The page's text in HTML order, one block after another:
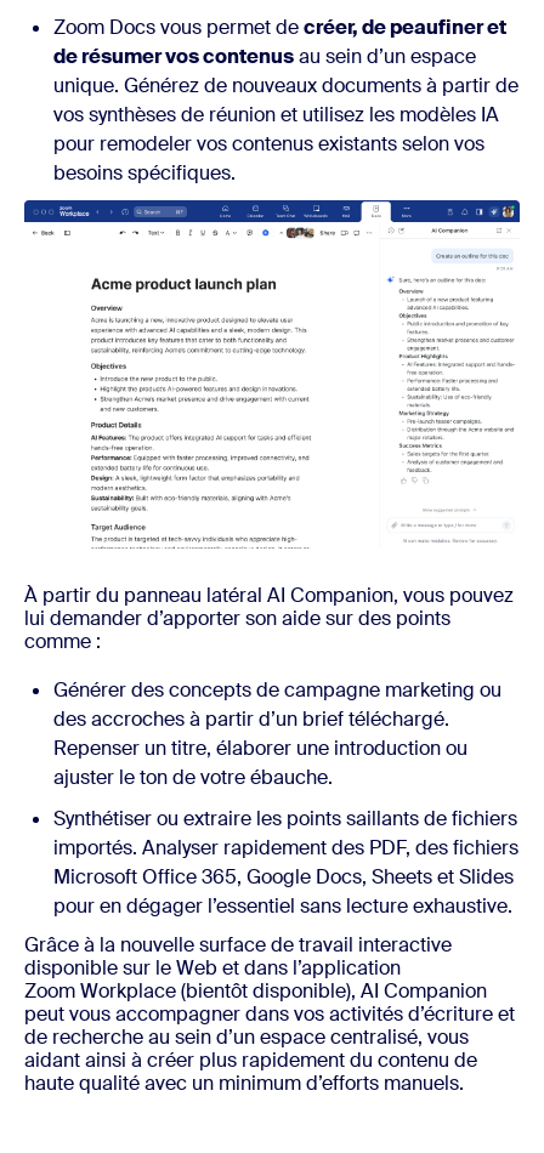
Zoom Docs vous permet decréer, de peaufiner et
de résumer vos contenusau sein d’un espace
unique. Générez de nouveaux documents à partir de
vos synthèses de réunion et utilisez les modèles IA
pour remodeler vos contenus existants selon vos
besoins spécifiques.
À partir du panneau latéral AI Companion, vous pouvez
lui demander d’apporter son aide sur des points
comme :
Générer des concepts de campagne marketing ou
des accroches à partir d’un brief téléchargé.
Repenser un titre, élaborer une introduction ou
ajuster le ton de votre ébauche.
Synthétiser ou extraire les points saillants de fichiers
importés. Analyser rapidement des PDF, des fichiers
Microsoft Office 365, Google Docs, Sheets et Slides
pour en dégager l’essentiel sans lecture exhaustive.
Grâce à la nouvelle surface de travail interactive
disponible sur le Web et dans l’application
Zoom Workplace (bientôt disponible), AI Companion
peut vous accompagner dans vos activités d’écriture et
de recherche au sein d’un espace centralisé, vous
aidant ainsi à créer plus rapidement du contenu de
haute qualité avec un minimum d’efforts manuels.